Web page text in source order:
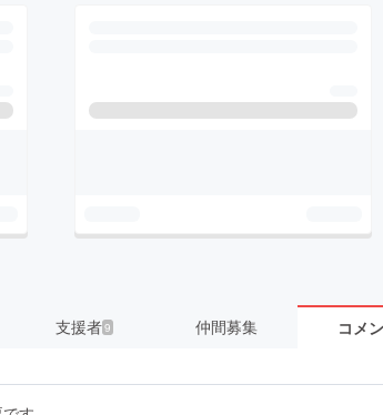
支援者9 仲間募集 コメ